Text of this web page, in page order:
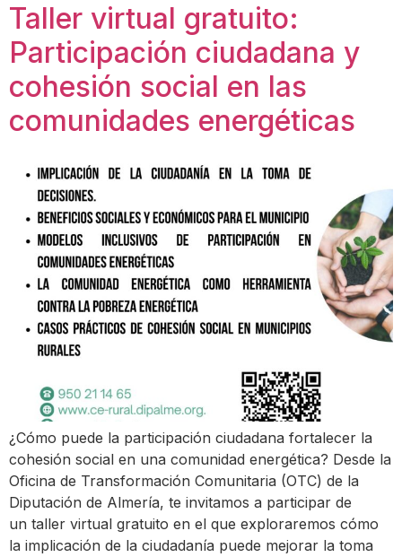
Taller virtual gratuito:
Participación ciudadana y
cohesión social en las
comunidades energéticas
¿Cómo puede la participación ciudadana fortalecer la
cohesión social en una comunidad energética? Desde la
Oficina de Transformación Comunitaria (OTC) de la
Diputación de Almería, te invitamos a participar de
un taller virtual gratuito en el que exploraremos cómo
la implicación de la ciudadanía puede mejorar la toma